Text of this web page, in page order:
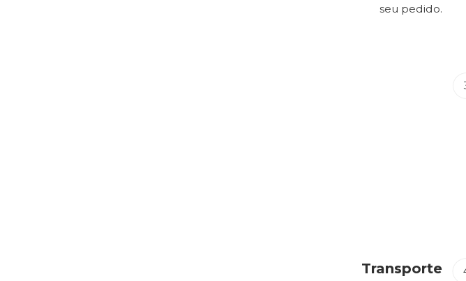
seu pedido.
Transporte